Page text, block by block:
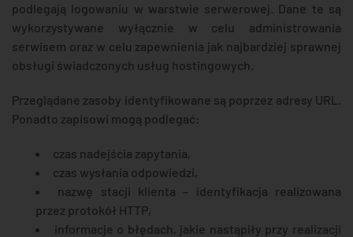
podlegają logowaniu w warstwie serwerowej. Dane te są
wykorzystywane wyłącznie w celu administrowania
serwisem oraz w celu zapewnienia jak najbardziej sprawnej
obsługi świadczonych usług hostingowych.
Przeglądane zasoby identyfikowane są poprzez adresy URL.
Ponadto zapisowi mogą podlegać:
czas nadejścia zapytania,
czas wysłania odpowiedzi,
nazwę stacji klienta – identyfikacja realizowana
przez protokół HTTP,
informacje o błędach, jakie nastąpiły przy realizacji